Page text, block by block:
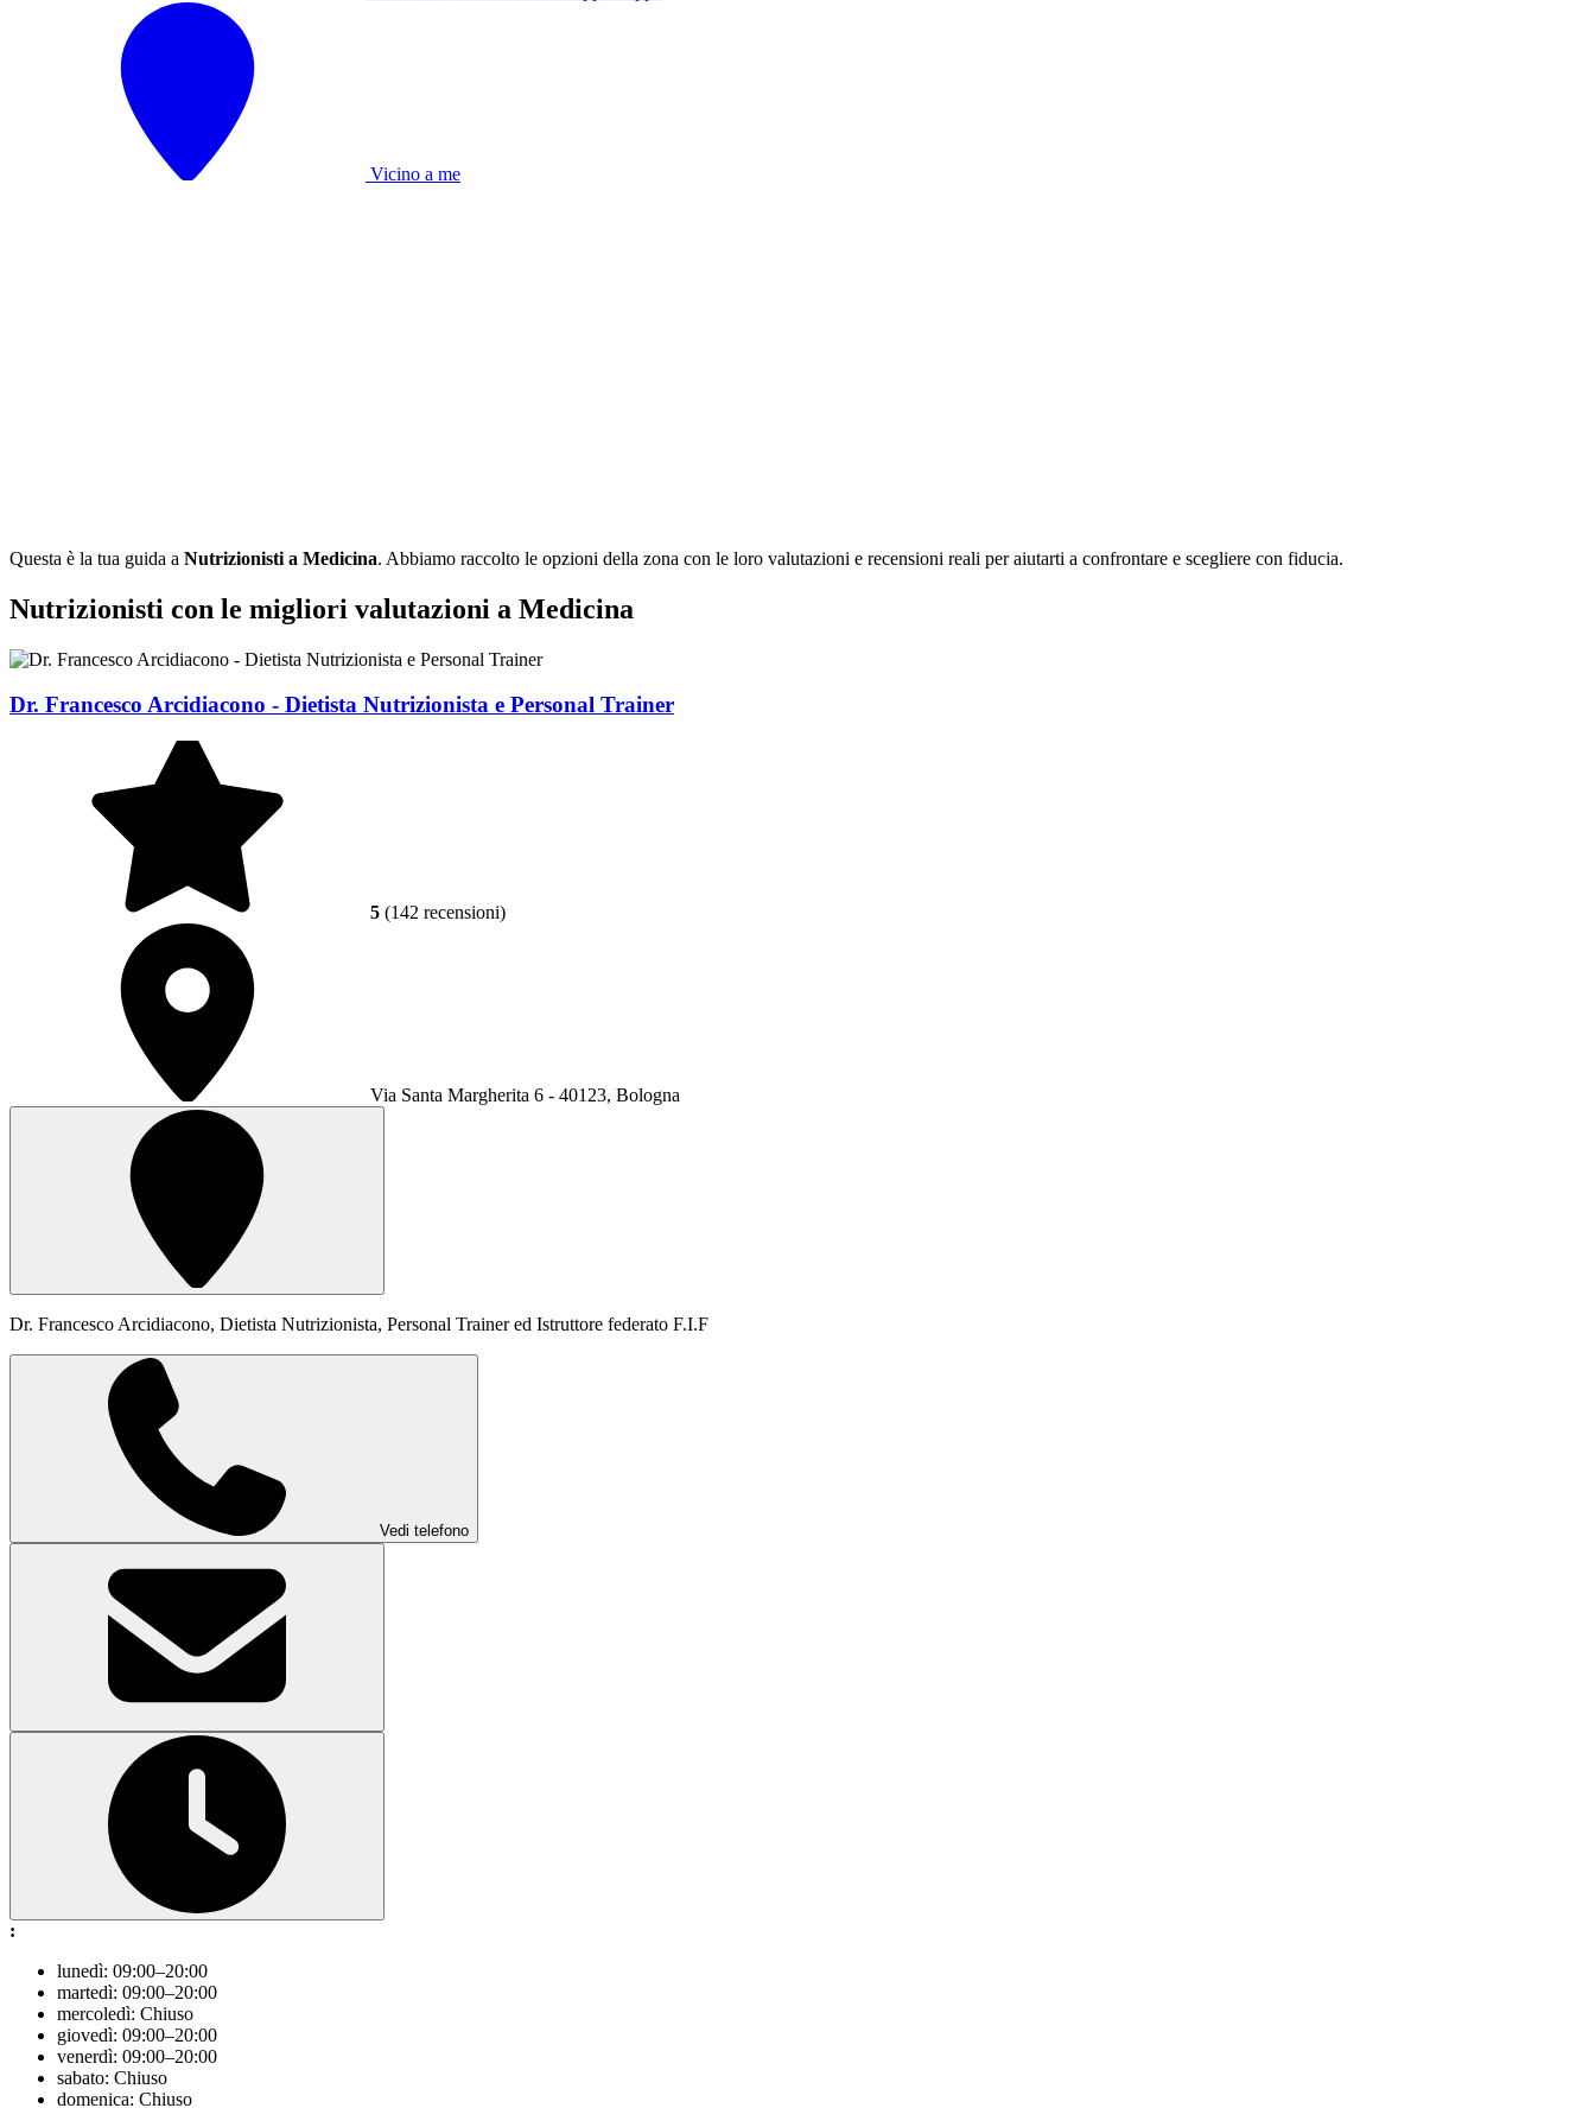
Vicino a me
Questa è la tua guida a Nutrizionisti a Medicina. Abbiamo raccolto le opzioni della zona con le loro valutazioni e recensioni reali per aiutarti a confrontare e scegliere con fiducia.
Nutrizionisti con le migliori valutazioni a Medicina
Dr. Francesco Arcidiacono - Dietista Nutrizionista e Personal Trainer
5 (142 recensioni)
Via Santa Margherita 6 - 40123, Bologna
Dr. Francesco Arcidiacono, Dietista Nutrizionista, Personal Trainer ed Istruttore federato F.I.F
Vedi telefono
:
lunedì: 09:00–20:00
martedì: 09:00–20:00
mercoledì: Chiuso
giovedì: 09:00–20:00
venerdì: 09:00–20:00
sabato: Chiuso
domenica: Chiuso